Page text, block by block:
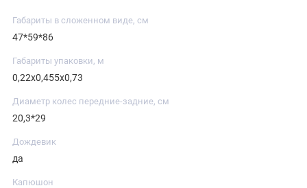
Габариты в сложенном виде, см
47*59*86
Габариты упаковки, м
0,22х0,455х0,73
Диаметр колес передние-задние, см
20,3*29
Дождевик
да
Капюшон